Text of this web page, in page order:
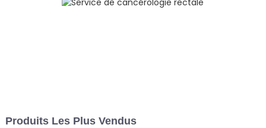
Produits Les Plus Vendus